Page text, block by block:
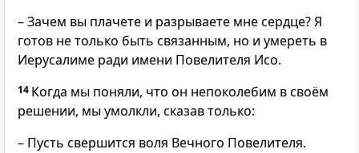
– Зачем вы плачете и разрываете мне сердце? Я
готов не только быть связанным, но и умереть в
Иерусалиме ради имени Повелителя Исо.
14 Когда мы поняли, что он непоколебим в своём
решении, мы умолкли, сказав только:
– Пусть свершится воля Вечного Повелителя.